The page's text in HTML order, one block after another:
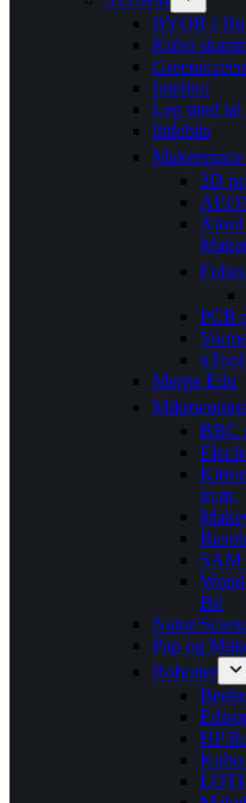
BYOR (
Kubo
Intelino
Leg med tal
littlebits
3D
Xtool
PCB
xTool
Merge Edu
BBC
m.m.
SAM
Bit
Natur/
Pap og
Robotter
HP
Kubo